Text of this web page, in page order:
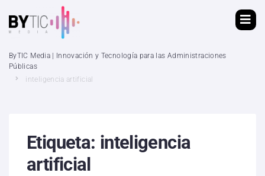
ByTIC Media | Innovación y Tecnología para las Administraciones
Públicas
inteligencia artificial
Etiqueta: inteligencia
artificial